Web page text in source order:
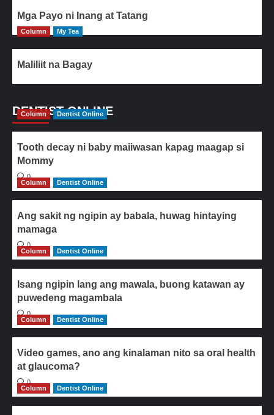
Mga Payo ni Inang at Tatang
Column My Tea
Maliliit na Bagay
DENTIST ONLINE
Column Dentist Online
Tooth decay ni baby maiiwasan kapag maagap si
Mommy
0
Column
Dentist Online
Ang sakit ng ngipin ay babala, huwag hintaying
mamaga
0
Column
Dentist Online
Isang ngipin lang ang mawala, buong katawan ay
puwedeng magambala
0
Column
Dentist Online
Video games, ano ang kinalaman nito sa oral health
at glaucoma?
0
Column
Dentist Online